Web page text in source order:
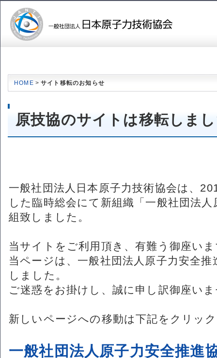
HOME > サイト移転のお知らせ
原技協のサイトは移転しま
一般社団法人日本原子力技術協会は、
した臨時総会にて新組織「一般社団法
組致しました。
当サイトをご利用頂き、有難う御座い
当ページは、一般社団法人原子力安全
しました。
ご迷惑をお掛けし、誠に申し訳御座い
新しいページへの移動は下記をクリッ
一般社団法人原子力安全推進